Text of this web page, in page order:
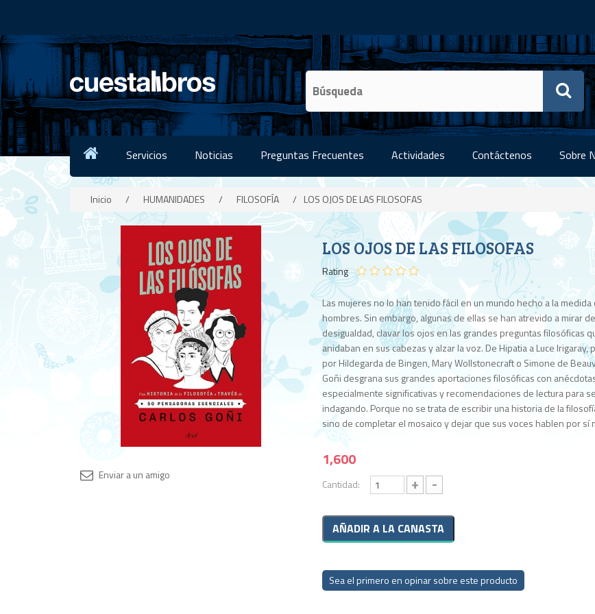
Servicios Noticias Preguntas Frecuentes Actividades Contáctenos Sobre
Inicio / HUMANIDADES / FILOSOFÍA / LOS OJOS DE LAS FILOSOFAS
LOS OJOS DE LAS FILOSOFAS
Rating
Las mujeres no lo han tenido fácil en un mundo hecho a la medida
hombres. Sin embargo, algunas de ellas se han atrevido a mirar
desigualdad, clavar los ojos en las grandes preguntas filosóficas
anidaban en sus cabezas y alzar la voz. De Hipatia a Luce Irigaray,
por Hildegarda de Bingen, Mary Wollstonecraft o Simone de
Goñi desgrana sus grandes aportaciones filosóficas con
especialmente significativas y recomendaciones de lectura para
indagando. Porque no se trata de escribir una historia de la
sino de completar el mosaico y dejar que sus voces hablen por sí
1,600
Cantidad: + -
Sea el primero en opinar sobre este producto